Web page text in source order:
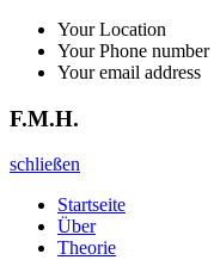
Zurück
zum
Inhalt
Your Location
Your Phone number
Your email address
F.M.H.
schließen
Startseite
Über
Theorie